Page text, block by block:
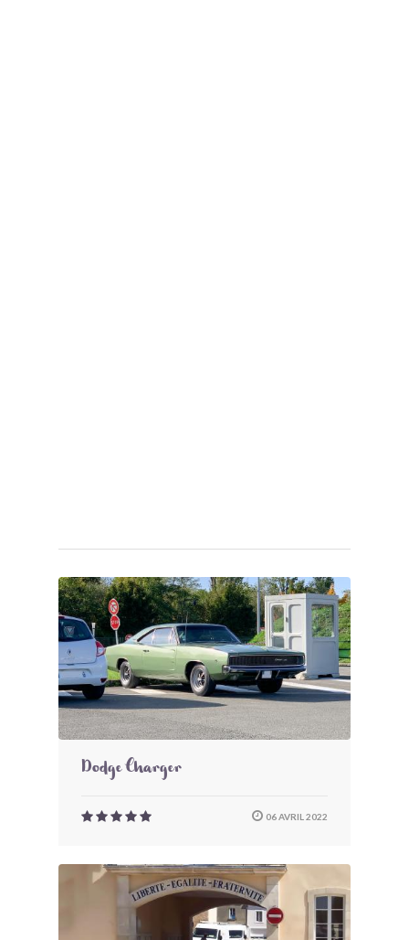
Dodge Charger
06 AVRIL 2022